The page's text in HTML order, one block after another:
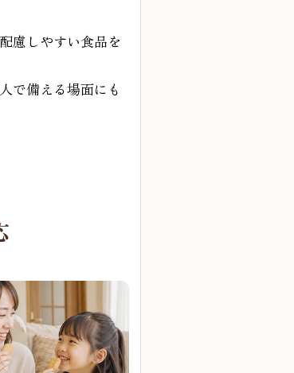
慮しやすい食品を
で備える場面にも